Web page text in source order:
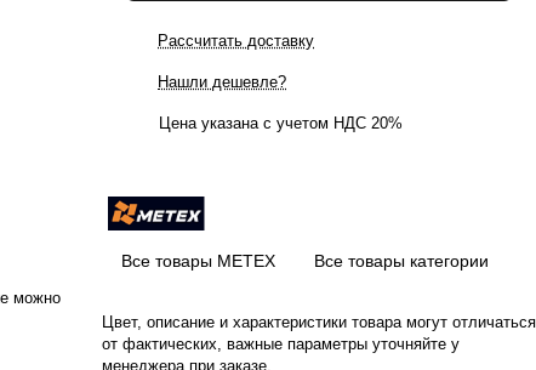
можно
Рассчитать доставку
Нашли дешевле?
Цена указана с учетом НДС 20%
Все товары МЕТЕХ Все товары категории
Цвет, описание и характеристики товара могут отличаться
от фактических, важные параметры уточняйте у
менеджера при заказе.